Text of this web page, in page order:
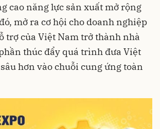
cao năng lực sản xuất mở rộng
mở ra cơ hội cho doanh nghiệp
trợ của Việt Nam trở thành nhà
thúc đẩy quá trình đưa Việt
hơn vào chuỗi cung ứng toàn